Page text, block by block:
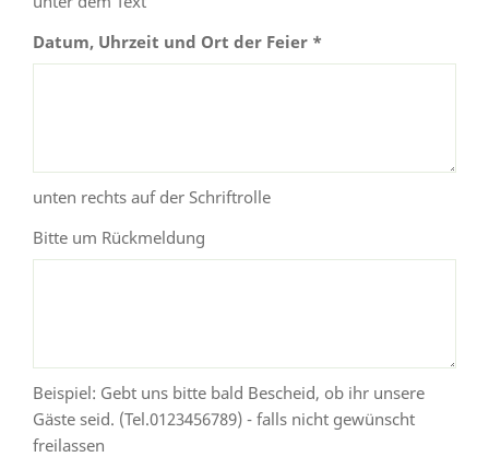
Datum, Uhrzeit und Ort der Feier *
unten rechts auf der Schriftrolle
Bitte um Rückmeldung
Beispiel: Gebt uns bitte bald Bescheid, ob ihr unsere
Gäste seid. (Tel.0123456789) - falls nicht gewünscht
freilassen